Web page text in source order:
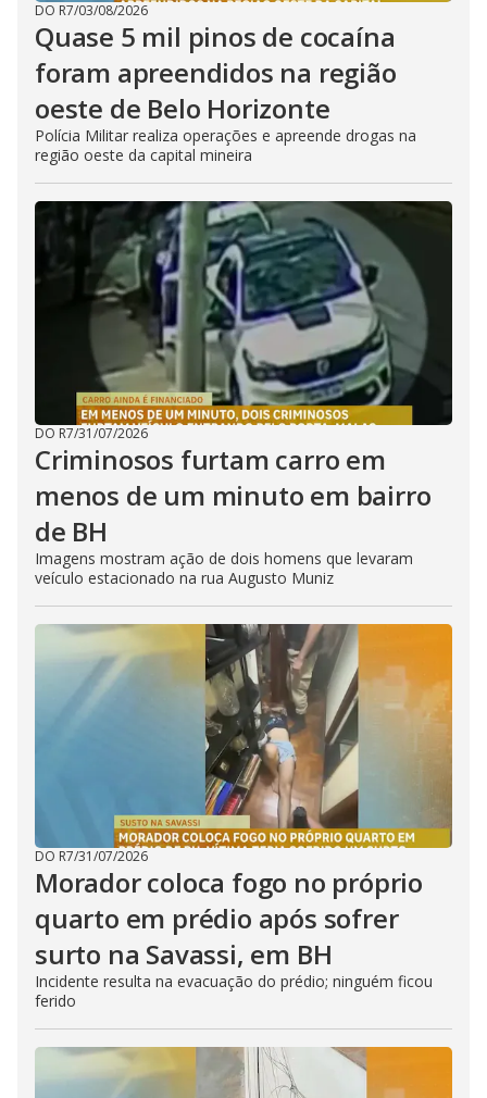
DO R7/03/08/2026
Quase 5 mil pinos de cocaína
foram apreendidos na região
oeste de Belo Horizonte
Polícia Militar realiza operações e apreende drogas na
região oeste da capital mineira
DO R7/31/07/2026
Criminosos furtam carro em
menos de um minuto em bairro
de BH
Imagens mostram ação de dois homens que levaram
veículo estacionado na rua Augusto Muniz
DO R7/31/07/2026
Morador coloca fogo no próprio
quarto em prédio após sofrer
surto na Savassi, em BH
Incidente resulta na evacuação do prédio; ninguém ficou
ferido